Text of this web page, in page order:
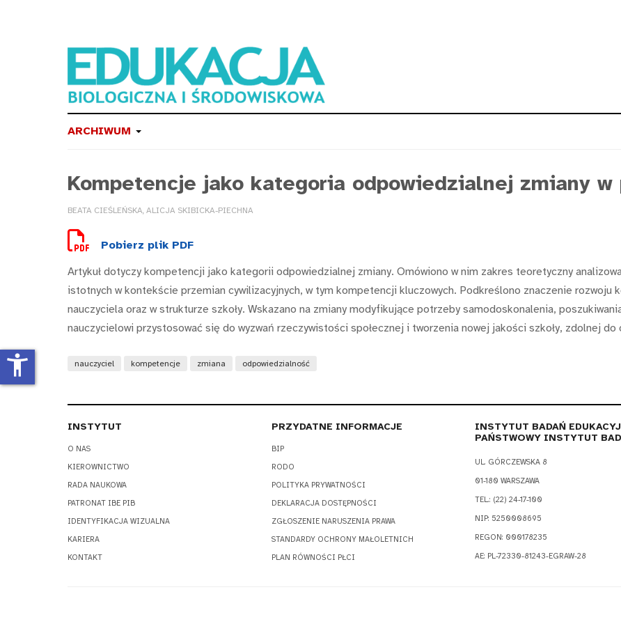
ARCHIWUM
Kompetencje jako kategoria odpowiedzialnej zmiany
BEATA CIEŚLEŃSKA, ALICJA SKIBICKA-PIECHNA
Pobierz plik PDF
Artykuł dotyczy kompetencji jako kategorii odpowiedzialnej zmiany. Omówiono w nim zakres teoretyczny
istotnych w kontekście przemian cywilizacyjnych, w tym kompetencji kluczowych. Podkreślono znaczenie rozwoju
nauczyciela oraz w strukturze szkoły. Wskazano na zmiany modyfikujące potrzeby samodoskonalenia,
nauczycielowi przystosować się do wyzwań rzeczywistości społecznej i tworzenia nowej jakości szkoły, zdolnej do
nauczyciel kompetencje zmiana odpowiedzialność
INSTYTUT
O NAS
KIEROWNICTWO
RADA NAUKOWA
PATRONAT IBE PIB
IDENTYFIKACJA WIZUALNA
KARIERA
KONTAKT
PRZYDATNE INFORMACJE
BIP
RODO
POLITYKA PRYWATNOŚCI
DEKLARACJA DOSTĘPNOŚCI
ZGŁOSZENIE NARUSZENIA PRAWA
STANDARDY OCHRONY MAŁOLETNICH
PLAN RÓWNOŚCI PŁCI
INSTYTUT BADAŃ
PAŃSTWOWY INSTYTUT
UL. GÓRCZEWSKA 8
01-180 WARSZAWA
TEL.: (22) 24-17-100
NIP: 5250008695
REGON: 000178235
AE: PL-72330-81243-EGRAW-28
accessibility_new